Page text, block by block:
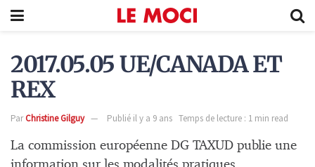
2017.05.05 UE/CANADA ET
REX
ParChristine Gilguy Publié il y a 9 ans Temps de lecture : 1 min read
La commission européenne DG TAXUD publie une